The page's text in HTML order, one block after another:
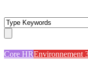
Core HREnvironnement